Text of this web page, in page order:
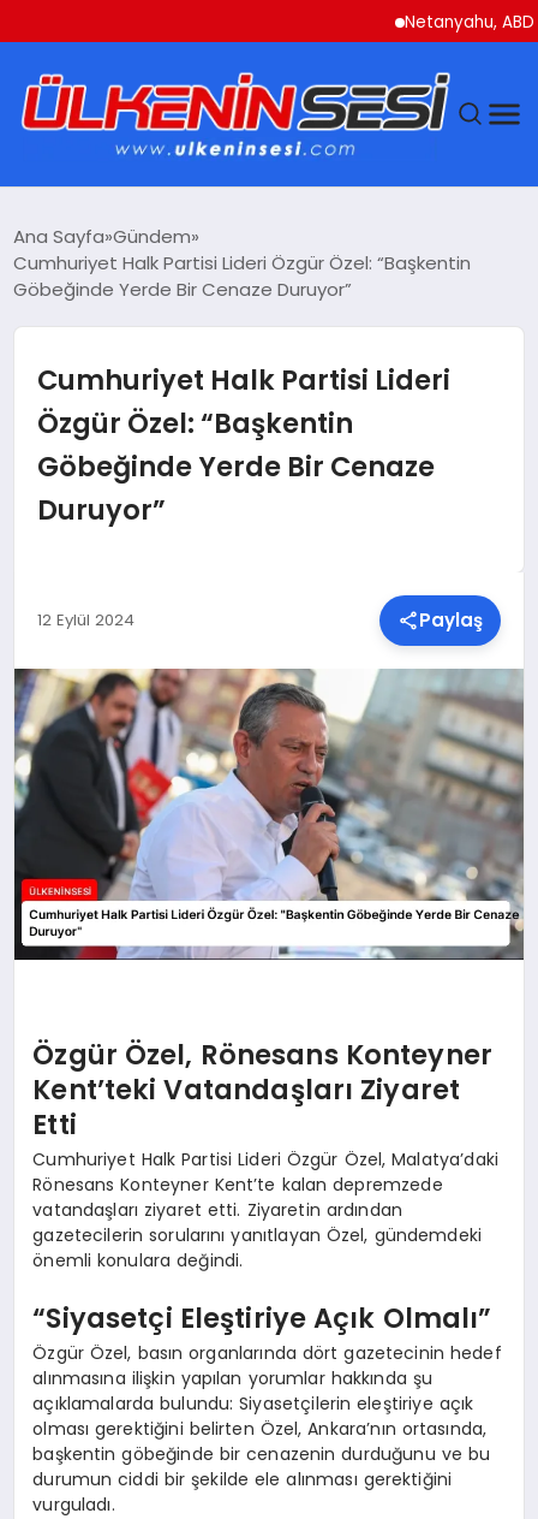
Netanyahu, ABD
EKONOMI
MAGAZIN
SAĞLIK
YAŞAM
MALATYA HABERLERI
Ana Sayfa Gündem
Cumhuriyet Halk Partisi Lideri Özgür Özel: “Başkentin
Göbeğinde Yerde Bir Cenaze Duruyor”
Cumhuriyet Halk Partisi Lideri
Özgür Özel: “Başkentin
Göbeğinde Yerde Bir Cenaze
Duruyor”
12 Eylül 2024 Paylaş
Özgür Özel, Rönesans Konteyner
Kent’teki Vatandaşları Ziyaret
Etti
Cumhuriyet Halk Partisi Lideri Özgür Özel, Malatya’daki
Rönesans Konteyner Kent’te kalan depremzede
vatandaşları ziyaret etti. Ziyaretin ardından
gazetecilerin sorularını yanıtlayan Özel, gündemdeki
önemli konulara değindi.
“Siyasetçi Eleştiriye Açık Olmalı”
Özgür Özel, basın organlarında dört gazetecinin hedef
alınmasına ilişkin yapılan yorumlar hakkında şu
açıklamalarda bulundu: Siyasetçilerin eleştiriye açık
olması gerektiğini belirten Özel, Ankara’nın ortasında,
başkentin göbeğinde bir cenazenin durduğunu ve bu
durumun ciddi bir şekilde ele alınması gerektiğini
vurguladı.